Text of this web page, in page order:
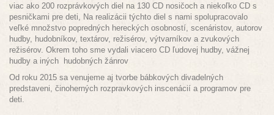
viac ako 200 rozprávkových diel na 130 CD nosičoch a niekoľko CD s
pesničkami pre deti, Na realizácii týchto diel s nami spolupracovalo
veľké množstvo popredných hereckých osobností, scenáristov, autorov
hudby, hudobníkov, textárov, režisérov, výtvarníkov a zvukových
režisérov. Okrem toho sme vydali viacero CD ľudovej hudby, vážnej
hudby a iných hudobných žánrov
Od roku 2015 sa venujeme aj tvorbe bábkových divadelných
predstaveni, činoherných rozpravkových inscenácií a programov pre
deti.